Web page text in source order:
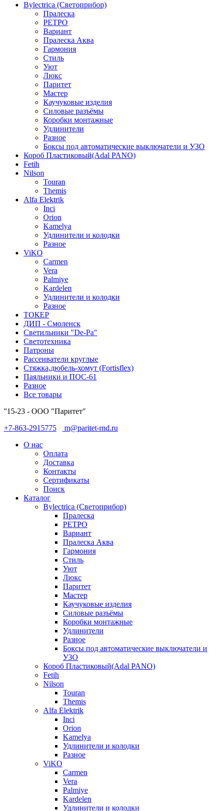
Bylectrica (Светоприбор)
Пралеска
РЕТРО
Вариант
Пралеска Аква
Гармония
Стиль
Уют
Люкс
Паритет
Мастер
Каучуковые изделия
Силовые разъёмы
Коробки монтажные
Удлинители
Разное
Боксы под автоматические выключатели и УЗО
Короб Пластиковый(Adal PANO)
Fetih
Nilson
Touran
Themis
Alfa Elektrik
Inci
Orion
Kamelya
Удлинители и колодки
Разное
ViKO
Carmen
Vera
Palmiye
Kardelen
Удлинители и колодки
Разное
ТОКЕР
ДИП - Смоленск
Светильники "De-Pa"
Светотехника
Патроны
Рассеиватели круглые
Стяжка,дюбель-хомут (Fortisflex)
Паяльники и ПОС-61
Разное
Все товары
''15-23 - ООО "Паритет"
+7-863-2915775
m@paritet-rnd.ru
О нас
Оплата
Доставка
Контакты
Сертификаты
Поиск
Каталог
Bylectrica (Светоприбор)
Пралеска
РЕТРО
Вариант
Пралеска Аква
Гармония
Стиль
Уют
Люкс
Паритет
Мастер
Каучуковые изделия
Силовые разъёмы
Коробки монтажные
Удлинители
Разное
Боксы под автоматические выключатели и
УЗО
Короб Пластиковый(Adal PANO)
Fetih
Nilson
Touran
Themis
Alfa Elektrik
Inci
Orion
Kamelya
Удлинители и колодки
Разное
ViKO
Carmen
Vera
Palmiye
Kardelen
Удлинители и колодки